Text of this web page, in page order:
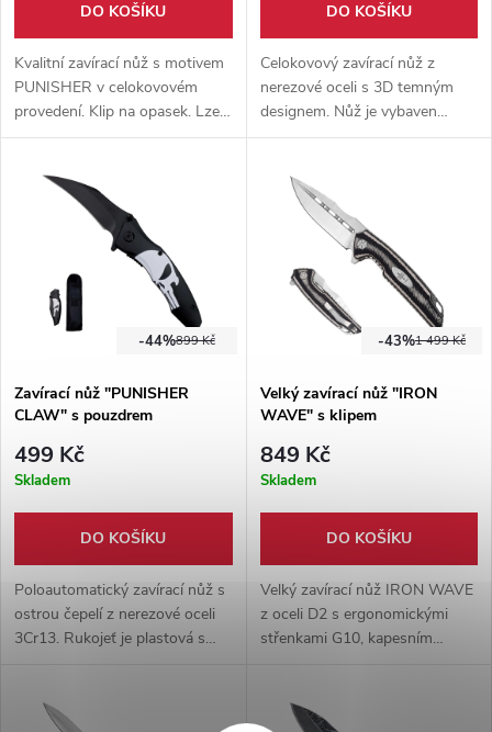
DO KOŠÍKU
Kvalitní zavírací nůž s motivem
PUNISHER v celokovovém
provedení. Klip na opasek. Lze
otevřít jednou rukou. Pojistka
DO KOŠÍKU
Celokovový zavírací nůž z
nerezové oceli s 3D temným
designem. Nůž je vybaven
klipem do kapsy, hrotem na
Jedinečný kus na každodenní
nošení.
899 Kč
-44%
Zavírací nůž "PUNISHER
CLAW" s pouzdrem
499 Kč
Skladem
DO KOŠÍKU
Poloautomatický zavírací nůž s
ostrou čepelí z nerezové oceli
3Cr13. Rukojeť je plastová s
pouzdrem.
1 499 Kč
-43%
Velký zavírací nůž "IRON
WAVE" s klipem
849 Kč
Skladem
DO KOŠÍKU
Velký zavírací nůž IRON WAVE
z oceli D2 s ergonomickými
střenkami G10, kapesním